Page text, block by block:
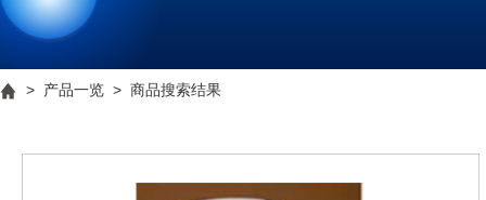
> 产品一览 > 商品搜索结果